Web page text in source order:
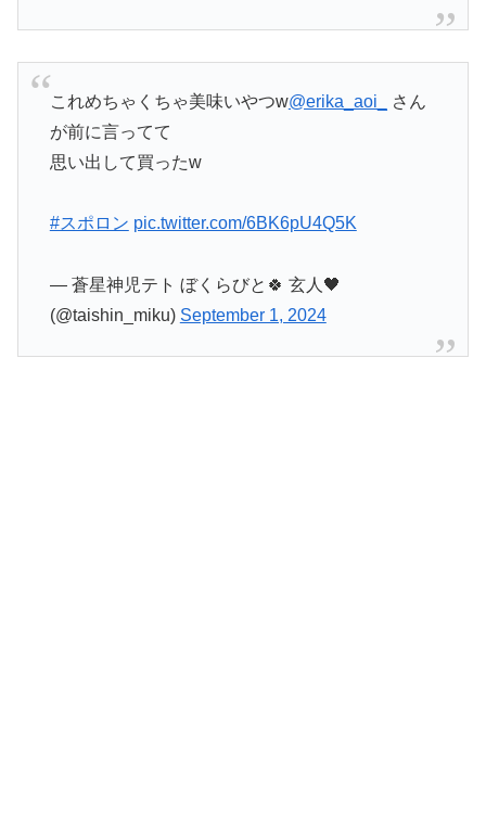
これめちゃくちゃ美味いやつw@erika_aoi_
さん
が前に言ってて
思い出して買ったw
#スポロン pic.twitter.com/6BK6pU4Q5K
— 蒼星神児テト ぼくらびと🍀 玄人🖤
(@taishin_miku) September 1, 2024